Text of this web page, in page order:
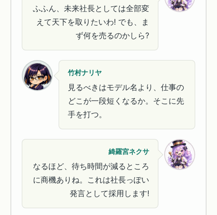
ふふん、未来社長としては全部変
えて天下を取りたいわ! でも、ま
ず何を売るのかしら?
竹村ナリヤ
見るべきはモデル名より、仕事の
どこが一段短くなるか。そこに先
手を打つ。
綺羅宮ネクサ
なるほど、待ち時間が減るところ
に商機ありね。これは社長っぽい
発言として採用します!